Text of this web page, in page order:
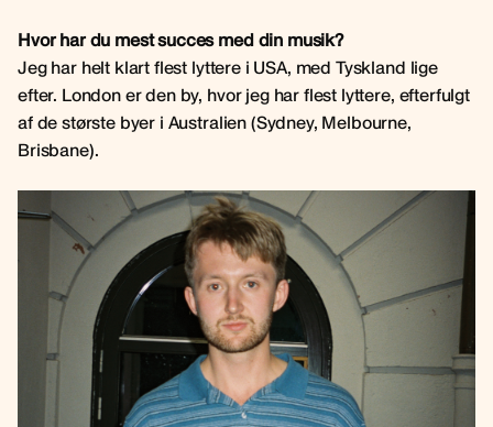
Hvor har du mest succes med din musik?
Jeg har helt klart flest lyttere i USA, med Tyskland lige
efter. London er den by, hvor jeg har flest lyttere, efterfulgt
af de største byer i Australien (Sydney, Melbourne,
Brisbane).